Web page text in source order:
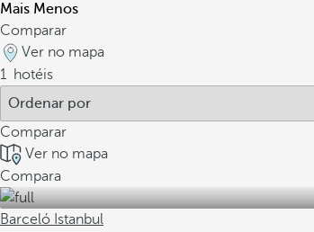
Mais Menos
Comparar
Ver no mapa
1 hotéis
Comparar
Ver no mapa
Compara
Barceló Istanbul